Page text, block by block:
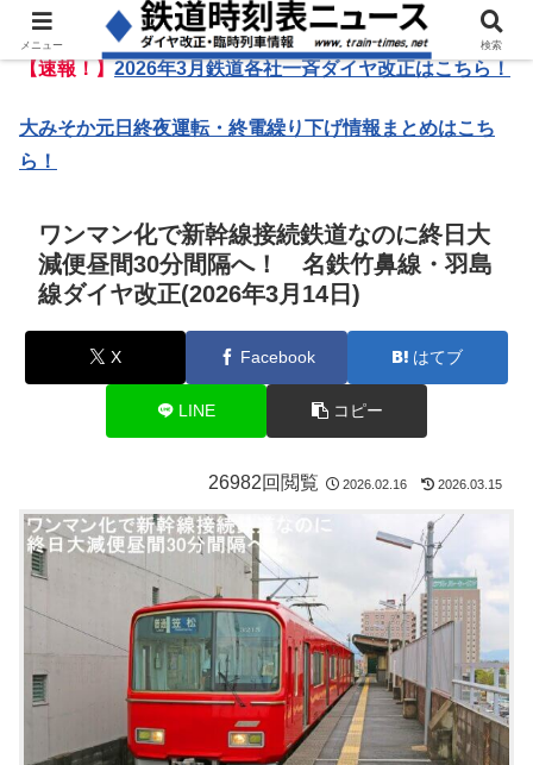
【速報！】2026年3月鉄道各社一斉ダイヤ改正はこちら！
大みそか元日終夜運転・終電繰り下げ情報まとめはこち
ら！
ワンマン化で新幹線接続鉄道なのに終日大
減便昼間30分間隔へ！ 名鉄竹鼻線・羽島
線ダイヤ改正(2026年3月14日)
X Facebook はてブ
LINE コピー
26982回閲覧 2026.02.16 2026.03.15
メニュー 検索